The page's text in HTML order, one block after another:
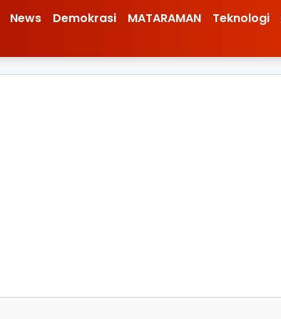
News Demokrasi MATARAMAN Teknologi